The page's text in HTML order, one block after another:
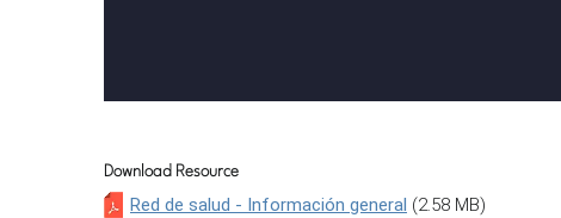
Download Resource
Red de salud - Información general (2.58 MB)